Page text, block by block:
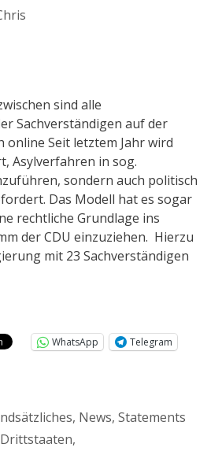
sind alle
Sachverständigen auf der
online Seit letztem Jahr wird
Asylverfahren in sog.
sondern auch politisch
Das Modell hat es sogar
rechtliche Grundlage ins
der CDU einzuziehen. Hierzu
mit 23 Sachverständigen
WhatsApp
Telegram
, News, Statements
Drittstaaten,